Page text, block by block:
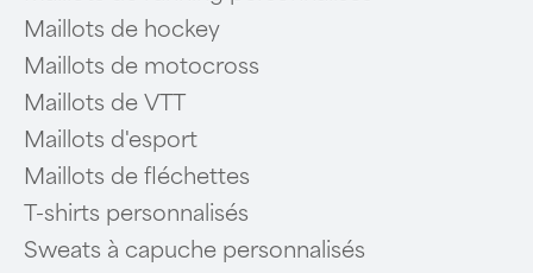
Maillots de hockey
Maillots de motocross
Maillots de VTT
Maillots d'esport
Maillots de fléchettes
T-shirts personnalisés
Sweats à capuche personnalisés